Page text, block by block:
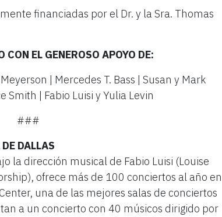
financiadas por el Dr. y la Sra. Thomas
EL GENEROSO APOYO DE:
| Mercedes T. Bass | Susan y Mark
Smith | Fabio Luisi y Yulia Levin
###
DALLAS
la dirección musical de Fabio Luisi (Louise
ofrece más de 100 conciertos al año en
una de las mejores salas de conciertos
a un concierto con 40 músicos dirigido por